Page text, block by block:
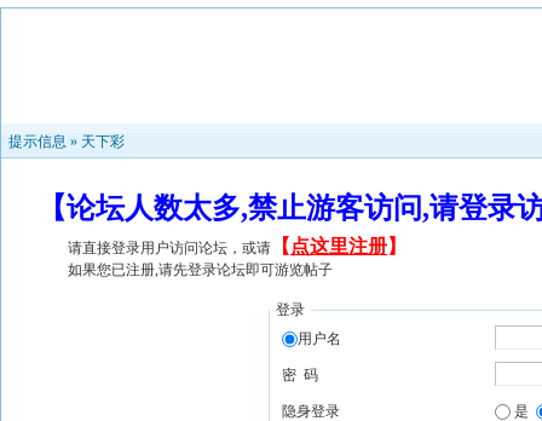
提示信息 » 天下彩
【论坛人数太多,禁止游客访问,请登
请直接登录用户访问论坛，或请 【 点这里注册】
如果您已注册,请先登录论坛即可游览帖子
登录
用户名
密 码
隐身登录 是